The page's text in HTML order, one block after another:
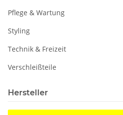
Pflege & Wartung
Styling
Technik & Freizeit
Verschleißteile
Hersteller